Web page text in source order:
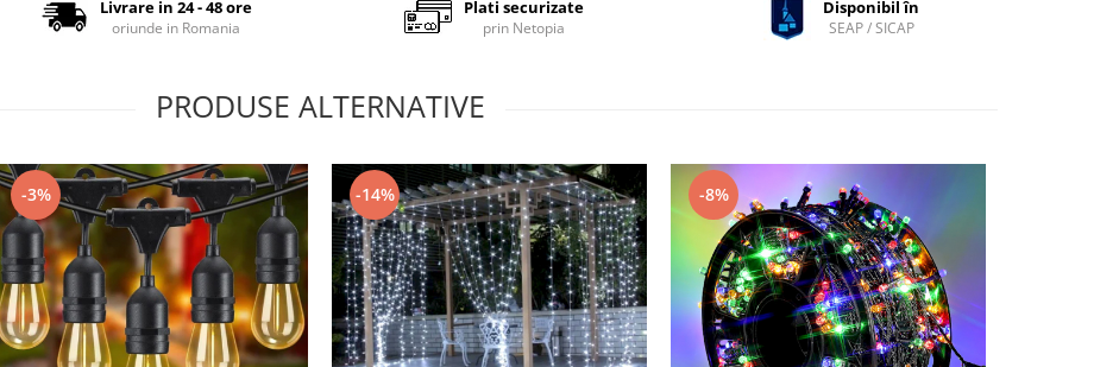
Livrare in 24 - 48 ore
oriunde in Romania
Plati securizate
prin Netopia
Disponibil în
SEAP / SICAP
PRODUSE ALTERNATIVE
-3% -14% -8%